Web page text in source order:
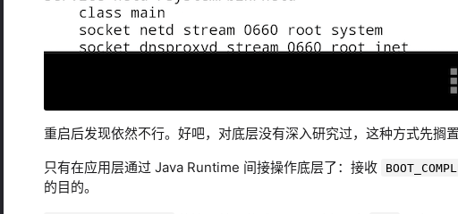
重启后发现依然不行。好吧，对底层没有深入研究过，这种方式先搁置
只有在应用层通过 Java Runtime 间接操作底层了：接收
的目的。